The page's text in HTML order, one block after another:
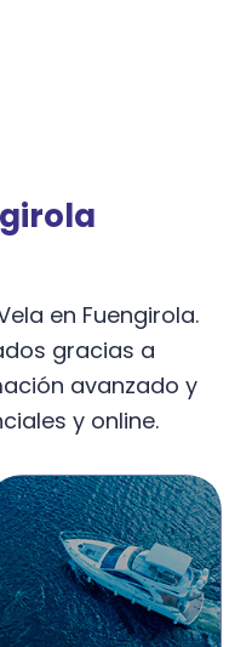
en Fuengirola.
gracias a
avanzado y
y online.